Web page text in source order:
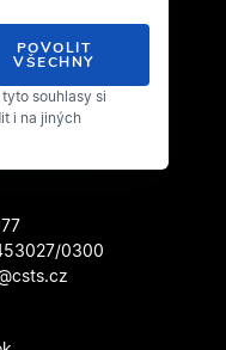
sportu
2
0300
POVOLIT
VŠECHNY
souhlasy si
i na jiných